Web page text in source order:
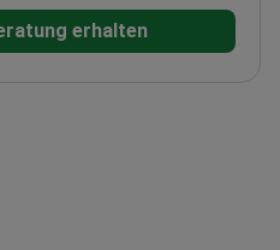
hoher Standards
erhalten